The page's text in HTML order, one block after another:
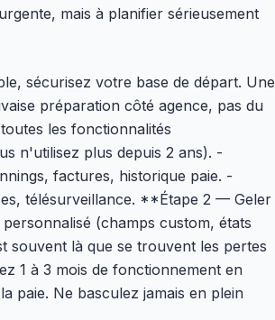
mais à planifier sérieusement
sécurisez votre base de départ. Une
préparation côté agence, pas du
les fonctionnalités
n'utilisez plus depuis 2 ans). -
factures, historique paie. -
télésurveillance. **Étape 2 — Geler
(champs custom, états
souvent là que se trouvent les pertes
1 à 3 mois de fonctionnement en
paie. Ne basculez jamais en plein